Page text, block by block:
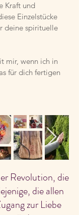
Kraft und
Einzelstücke
deine spirituelle
mir, wenn ich in
für dich fertigen
Revolution, die
die allen
zur Liebe